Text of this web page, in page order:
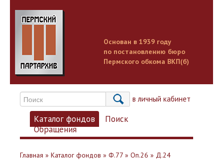
Основан в 1939 году
по постановлению бюро
Пермского обкома ВКП(б)
Вход в личный кабинет
Каталог фондов
Поиск
Обращения
Главная » Каталог фондов » Ф.77 » Оп.26 » Д.24